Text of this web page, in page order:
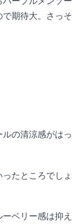
期待大。さっそ
の清涼感がはっ
たところでしょ
ベリー感は抑え